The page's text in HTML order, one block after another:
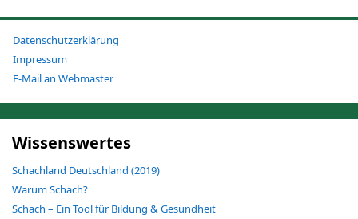
Datenschutzerklärung
Impressum
E-Mail an Webmaster
Wissenswertes
Schachland Deutschland (2019)
Warum Schach?
Schach – Ein Tool für Bildung & Gesundheit